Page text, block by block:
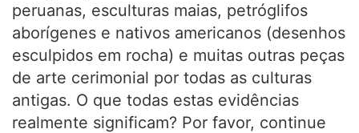
peruanas, esculturas maias, petróglifos
aborígenes e nativos americanos (desenhos
esculpidos em rocha) e muitas outras peças
de arte cerimonial por todas as culturas
antigas. O que todas estas evidências
realmente significam? Por favor, continue